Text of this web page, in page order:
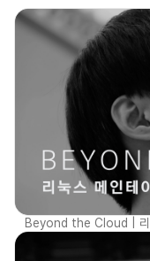
Beyond the Cloud | 리